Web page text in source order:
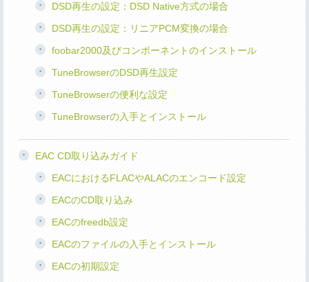
DSD再生の設定：DSD Native方式の場合
DSD再生の設定：リニアPCM変換の場合
foobar2000及びコンポーネントのインストール
TuneBrowserのDSD再生設定
TuneBrowserの便利な設定
TuneBrowserの入手とインストール
EAC CD取り込みガイド
EACにおけるFLACやALACのエンコード設定
EACのCD取り込み
EACのfreedb設定
EACのファイルの入手とインストール
EACの初期設定